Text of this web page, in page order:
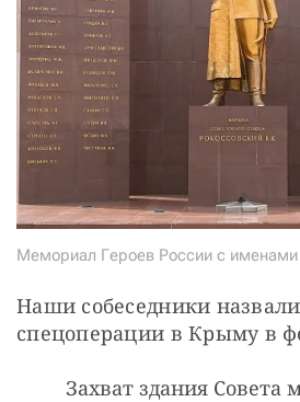
Мемориал Героев России с именами
Наши собеседники
спецоперации в Крыму в
Захват здания